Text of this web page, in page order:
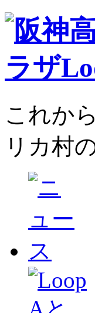
これか
リカ村